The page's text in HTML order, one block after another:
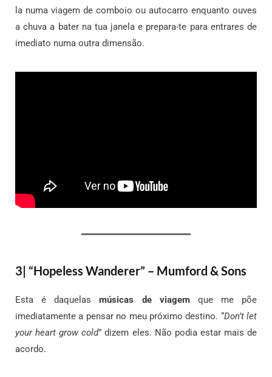
la numa viagem de comboio ou autocarro enquanto ouves
a chuva a bater na tua janela e prepara-te para entrares de
imediato numa outra dimensão.
3| “Hopeless Wanderer” – Mumford & Sons
Esta é daquelas músicas de viagemque me põe
imediatamente a pensar no meu próximo destino. “Don’t let
your heart grow cold” dizem eles. Não podia estar mais de
acordo.